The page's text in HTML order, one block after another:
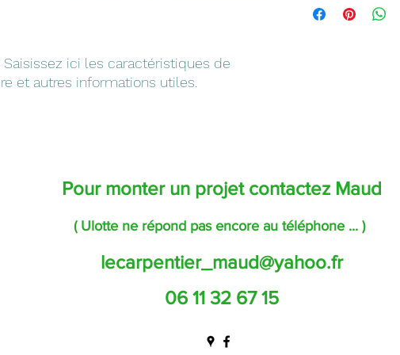
ici les caractéristiques de
et autres informations utiles.
une relation de
détails sur vos
Pour monter un projet contactez Maud
( Ulotte ne répond pas encore au téléphone ... )
lecarpentier_maud@yahoo.fr
06 11 32 67 15